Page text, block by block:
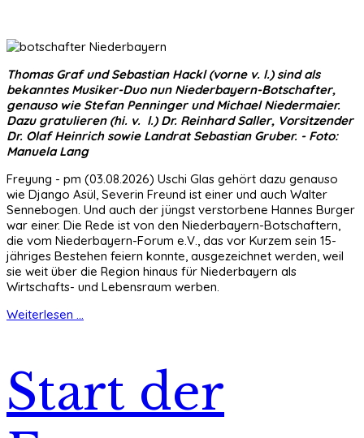
Thomas Graf und Sebastian Hackl (vorne v. l.) sind als
bekanntes Musiker-Duo nun Niederbayern-Botschafter,
genauso wie Stefan Penninger und Michael Niedermaier.
Dazu gratulieren (hi. v. l.) Dr. Reinhard Saller, Vorsitzender
Dr. Olaf Heinrich sowie Landrat Sebastian Gruber. - Foto:
Manuela Lang
Freyung - pm (03.08.2026) Uschi Glas gehört dazu genauso
wie Django Asül, Severin Freund ist einer und auch Walter
Sennebogen. Und auch der jüngst verstorbene Hannes Burger
war einer. Die Rede ist von den Niederbayern-Botschaftern,
die vom Niederbayern-Forum e.V., das vor Kurzem sein 15-
jähriges Bestehen feiern konnte, ausgezeichnet werden, weil
sie weit über die Region hinaus für Niederbayern als
Wirtschafts- und Lebensraum werben.
Weiterlesen ...
Start der